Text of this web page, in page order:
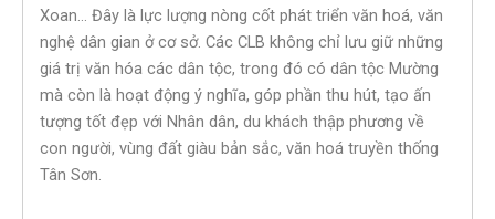
Xoan… Đây là lực lượng nòng cốt phát triển văn hoá, văn
nghệ dân gian ở cơ sở. Các CLB không chỉ lưu giữ những
giá trị văn hóa các dân tộc, trong đó có dân tộc Mường
mà còn là hoạt động ý nghĩa, góp phần thu hút, tạo ấn
tượng tốt đẹp với Nhân dân, du khách thập phương về
con người, vùng đất giàu bản sắc, văn hoá truyền thống
Tân Sơn.